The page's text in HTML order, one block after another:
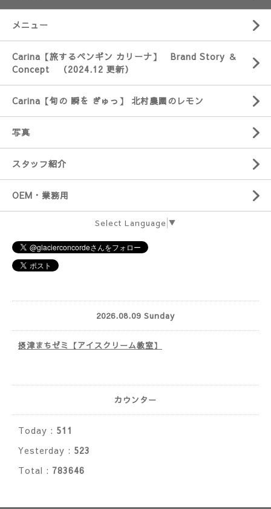
メニュー
Carina【旅するペンギン カリーナ】 Brand Story ＆
Concept （2024.12 更新）
Carina【旬の 瞬を ぎゅっ】 北村農園のレモン
写真
スタッフ紹介
OEM・業務用
Select Language ▼
2026.08.09 Sunday
摂津まちゼミ【アイスクリーム教室】
カウンター
Today : 511
Yesterday : 523
Total : 783646